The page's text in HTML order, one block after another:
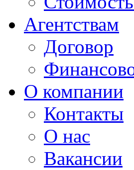
Агентствам
Договор
О компании
Контакты
О нас
Вакансии